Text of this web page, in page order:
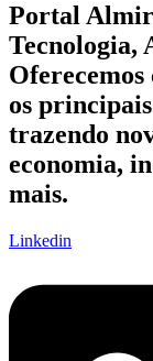
Portal Almir
Tecnologia,
Oferecemos
os
trazendo
economia,
mais.
Linkedin